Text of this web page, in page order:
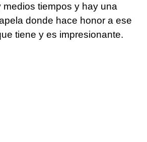
tiempos y hay una
donde hace honor a ese
tiene y es impresionante.